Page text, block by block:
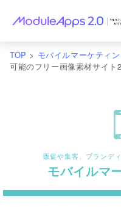
TOP > モバイルマーケティ
可能のフリー画像素材サイト
販促や集客、ブランデ
モバイルマ